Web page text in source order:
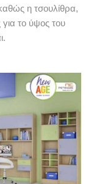
η τσουλίθρα,
το ύψος του